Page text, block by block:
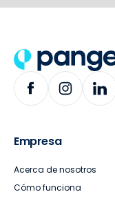
Empresa
Acerca de nosotros
Cómo funciona